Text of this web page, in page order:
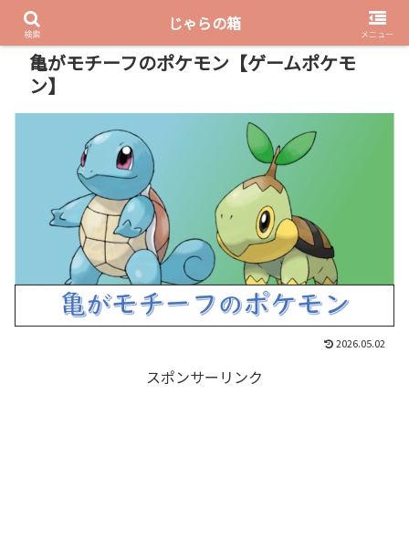
PR
亀がモチーフのポケモン【ゲームポケモ
ン】
2026.05.02
スポンサーリンク
検索
じゃらの箱
メニュー